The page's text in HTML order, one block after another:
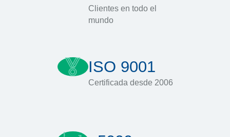
Clientes en todo el
mundo
ISO 9001
Certificada desde 2006